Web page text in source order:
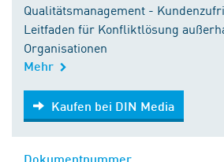
Qualitätsmanagement -
Leitfaden für Konfliktlösung
Organisationen
Mehr
Kaufen bei DIN Media
Kaufen bei DIN Media